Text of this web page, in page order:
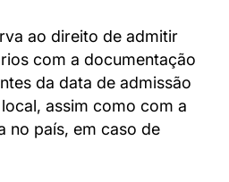
ao direito de admitir
com a documentação
da data de admissão
assim como com a
no país, em caso de